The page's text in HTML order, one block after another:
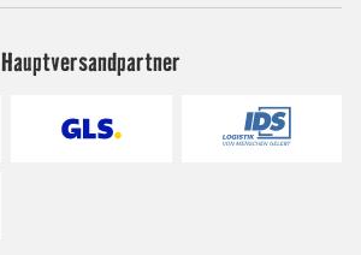
Hauptversandpartner